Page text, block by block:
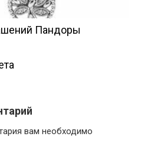
Пандоры
вам необходимо